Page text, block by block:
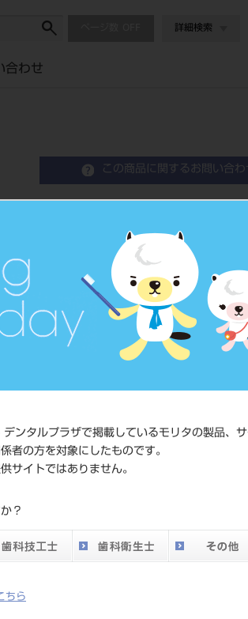
ンタルプラザで掲載しているモリタの製品、
者の方を対象にしたものです。
サイトではありません。
？
ちら
詳細検索
合わせ
この商品に関するお問い合わ
歯科用ファイル
品目コード
JAN/EANコー
標準価格
ネット会員
メーカー マニー（株